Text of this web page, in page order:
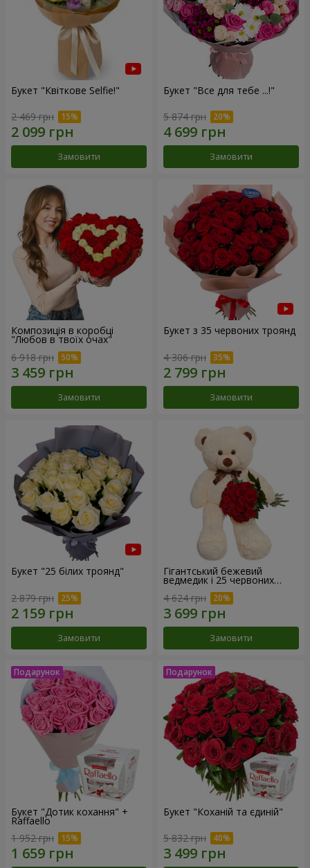
Букет "Квіткове Selfie!"
2 469 грн
Замовити
Букет "Все для тебе ...!"
5 874 грн
Замовити
Композиція в коробці
"Любов в твоїх очах"
6 918 грн
Замовити
Букет з 35 червоних троянд
4 306 грн
Замовити
Букет "25 білих троянд"
2 879 грн
Замовити
Гігантський бежевий
ведмедик і 25 червоних
троянд
4 624 грн
Замовити
Букет "Дотик кохання" +
Raffaello
1 952 грн
Букет "Коханій та єдиній"
5 832 грн